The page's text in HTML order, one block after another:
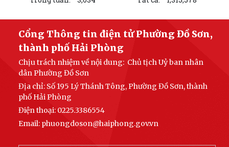
ban hành Kế hoạch hành động thực hiện...
TẬP, QUÁN TRIỆT VÀ TRIỂN KHAI THỰC HIỆN...
Công văn 3616/STP-PBGDPL, ngày 28/7/2026 của Sở Tư pháp thành
phố về việc khai thác tài liệu số...
LUẬT SỐ 122/2025/QH15 LUẬT THƯƠNG MẠI ĐIỆN TỬ
Công văn số 2612/UBNd-KT, ngày 27/7/2026 về việc triển khai thực
hiện Kế hoạch số 247/KH-UBND ngày...
LIÊN KẾT WEB SITE